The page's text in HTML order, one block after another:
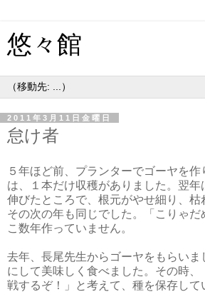
悠々館
2011年3月11日金曜日
怠け者
５年ほど前、プランターでゴーヤを
は、１本だけ収穫がありました。翌年
伸びたところで、根元がやせ細り、枯
その次の年も同じでした。「こりゃだ
こ数年作っていません。
去年、長尾先生からゴーヤをもらいま
にして美味しく食べました。その時
戦するぞ！」と考えて、種を保存して